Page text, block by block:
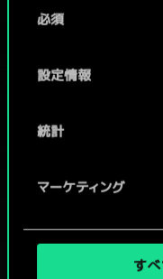
詳細は、下記の「設定
必須
設定情報
統計
マーケティング
す